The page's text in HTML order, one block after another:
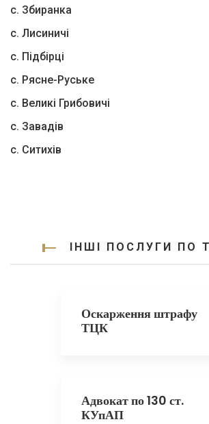
с. Збиранка
с. Лисиничі
с. Підбірці
с. Рясне-Руське
с. Великі Грибовичі
с. Завадів
с. Ситихів
ІНШІ ПОСЛУГИ ПО
Оскарження штрафу
ТЦК
Адвокат по 130 ст.
КУпАП